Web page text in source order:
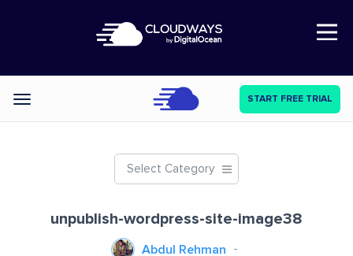
Open Nav
Categories START FREE TRIAL
Select Category
unpublish-wordpress-site-image38
Abdul Rehman